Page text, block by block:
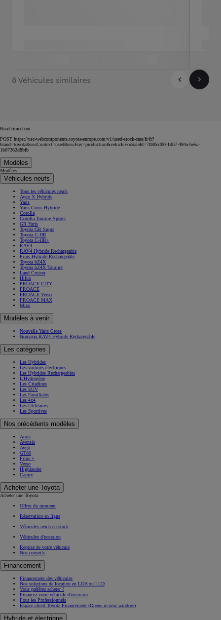
8 Véhicules similaires
Read timed out
POST https://usc-webcomponents.toyota-europe.com/v1/used-stock-cars/fr/fr?
brand=toyota&uscContext=used&uscEnv=production&vehicleForSaleId=7080ed00-1db7-494a-be5a-
1b07362d8bfb
Modèles
Modèles
Véhicules neufs
Tous les véhicules neufs
Aygo X Hybride
Yaris
Yaris Cross Hybride
Corolla
Corolla Touring Sports
GR Yaris
Toyota GR Supra
Toyota C-HR
Toyota C-HR+
RAV4
RAV4 Hybride Rechargeable
Prius Hybride Rechargeable
Toyota bZ4X
Toyota bZ4X Touring
Land Cruiser
Hilux
PROACE CITY
PROACE
PROACE Verso
PROACE MAX
Mirai
Modèles à venir
Nouvelle Yaris Cross
Nouveau RAV4 Hybride Rechargeable
Les catégories
Les Hybrides
Les voitures électriques
Les Hybrides Rechargeables
L'Hydrogène
Les Citadines
Les SUV
Les Familiales
Les 4x4
Les Utilitaires
Les Sportives
Nos précédents modèles
Auris
Avensis
Aygo
GT86
Prius +
Verso
Highlander
Camry
Acheter une Toyota
Acheter une Toyota
Offres du moment
Réservation en ligne
Véhicules neufs en stock
Véhicules d'occasion
Reprise de votre véhicule
Nos conseils
Financement
Financement des véhicules
Nos solutions de location en LOA ou LLD
Vous préférez acheter ?
Financez votre véhicule d'occasion
Pour les Professionnels
Espace client Toyota Financement (Opens in new window)
Hybride et électrique